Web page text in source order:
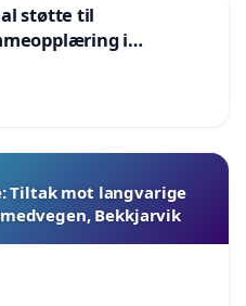
støtte til
i
Tiltak mot langvarige
Bekkjarvik